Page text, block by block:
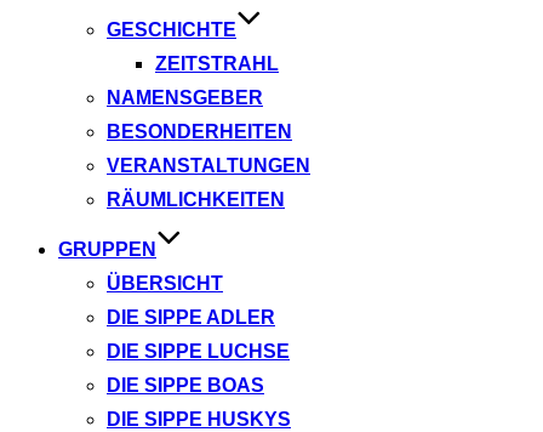
GESCHICHTE
ZEITSTRAHL
NAMENSGEBER
BESONDERHEITEN
VERANSTALTUNGEN
RÄUMLICHKEITEN
GRUPPEN
ÜBERSICHT
DIE SIPPE ADLER
DIE SIPPE LUCHSE
DIE SIPPE BOAS
DIE SIPPE HUSKYS